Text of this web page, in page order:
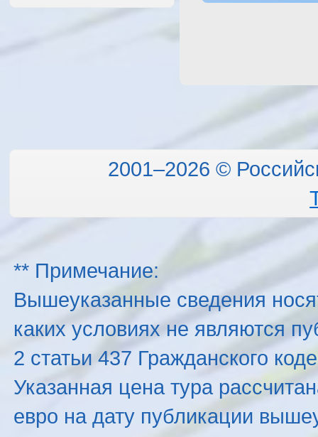
2001–2026 ©
** Примечание:
Вышеуказанные сведения
каких условиях не являются
2 статьи 437 Гражданского
Указанная цена тура
евро на дату публикации